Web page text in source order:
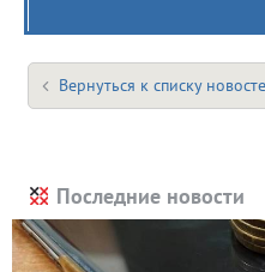
Вернуться к списку
Последние новости